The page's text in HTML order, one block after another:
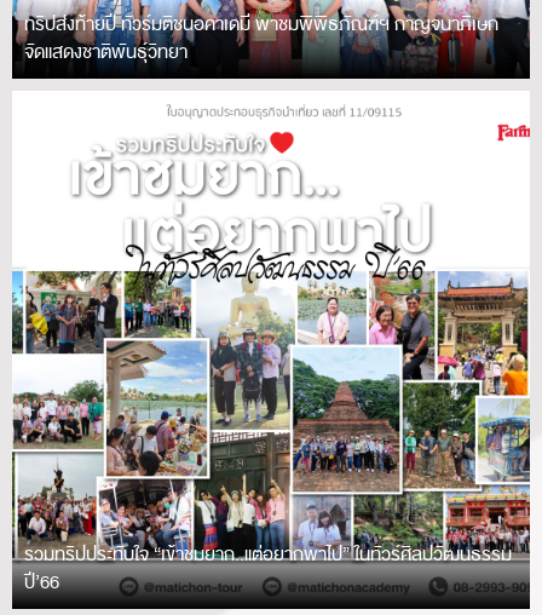
ทริปส่งท้ายปี ทัวร์มติชนอคาเดมี พาชมพิพิธภัณฑ์ฯ กาญจนาภิเษก
จัดแสดงชาติพันธุ์วิทยา
รวมทริปประทับใจ “เข้าชมยาก..แต่อยากพาไป” ในทัวร์ศิลปวัฒนธรรม
ปี’66